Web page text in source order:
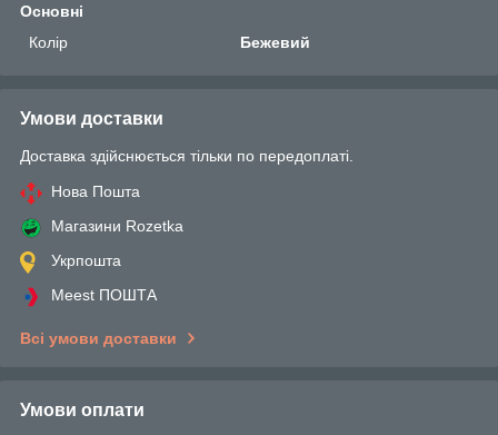
Основні
Колір
Бежевий
Умови доставки
Доставка здійснюється тільки по передоплаті.
Нова Пошта
Магазини Rozetka
Укрпошта
Meest ПОШТА
Всі умови доставки
Умови оплати